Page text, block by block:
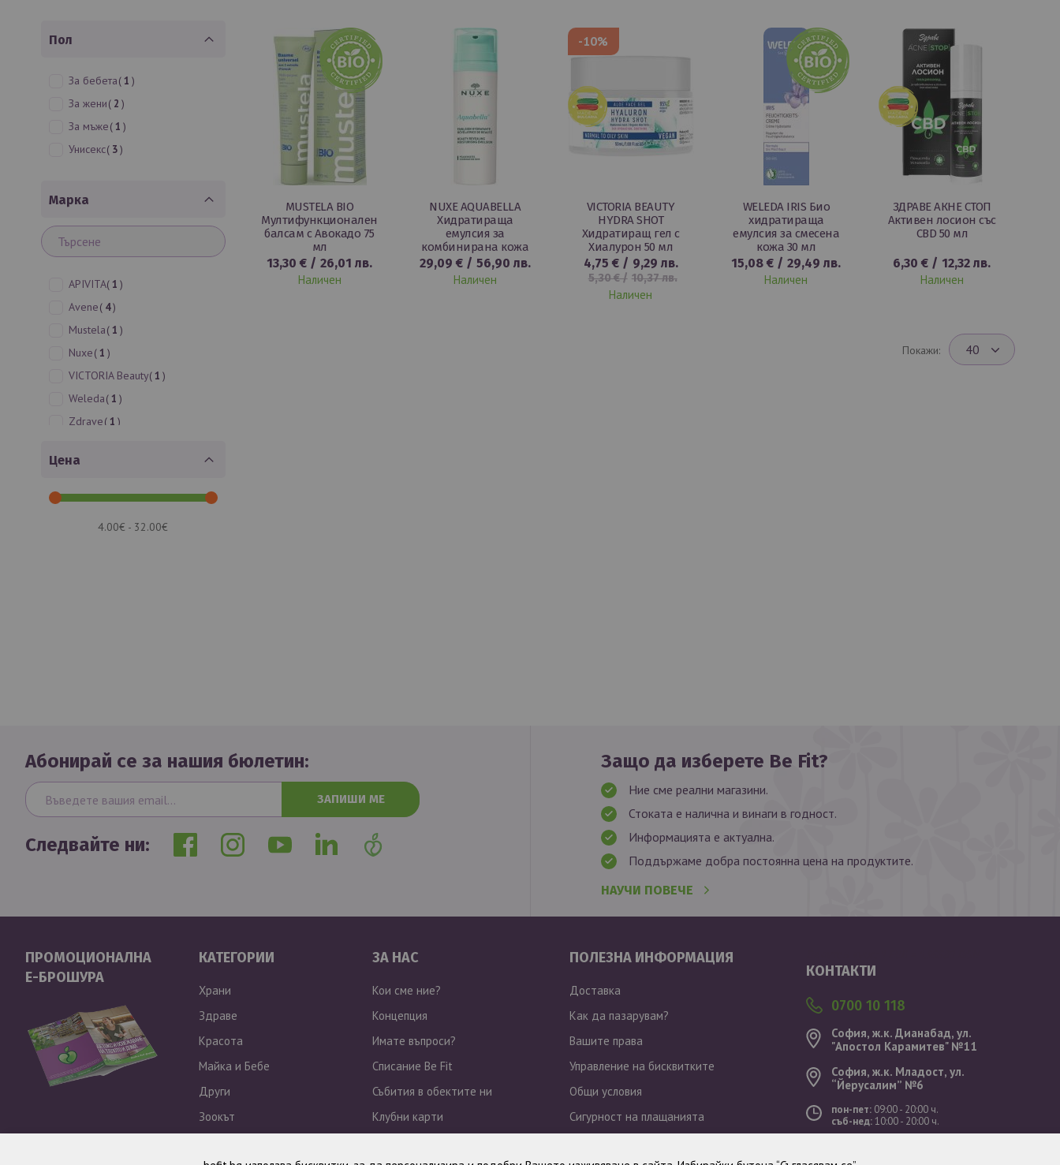
MUSTELA BIO
Мултифункционален
балсам с Авокадо 75
мл
13,30 € / 26,01 лв.
Наличен
NUXE AQUABELLA
Хидратираща
емулсия за
комбинирана кожа
50 мл
29,09 €/ 56,90 лв.
Наличен
-10%
VICTORIA BEAUTY
HYDRA SHOT
Хидратиращ гел с
Хиалурон 50 мл
4,75 €/ 9,29 лв.
5,30 €/ 10,37 лв.
Наличен
WELEDA IRIS Био
хидратираща
емулсия за смесена
кожа 30 мл
15,08 € / 29,49 лв.
Наличен
ЗДРАВЕ АКНЕ СТОП
Активен лосион със
CBD 50 мл
6,30 € / 12,32 лв.
Наличен
Покажи:
Пол
За бебета 1 артикул
За жени 2 артикули
За мъже 1 артикул
Унисекс 3артикули
Mарка
APIVITA 1 артикул
Avene 4артикули
Mustela 1 артикул
Nuxe 1 артикул
VICTORIA Beauty 1 артикул
Weleda 1 артикул
Zdrave 1 артикул
Цена
4.00€ - 32.00€
Абонирай се за нашия бюлетин:
ЗАПИШИ МЕ
Следвайте ни:
Защо да изберете Be Fit?
Ние сме реални магазини.
Стоката е налична и винаги в годност.
Информацията е актуална.
Поддържаме добра постоянна цена на продуктите.
НАУЧИ ПОВЕЧЕ
ПРОМОЦИОНАЛНА
Е-БРОШУРА
КАТЕГОРИИ
Храни
Здраве
Красота
Майка и Бебе
Други
Зоокът
ЗА НАС
Кои сме ние?
Концепция
Имате въпроси?
Списание Be Fit
Събития в обектите ни
Клубни карти
ПОЛЕЗНА ИНФОРМАЦИЯ
Доставка
Как да пазарувам?
Вашите права
Управление на бисквитките
Общи условия
Сигурност на плащанията
КОНТАКТИ
0700 10 118
София, ж.к. Дианабад, ул.
"Aпостол Карамитев" №11
София, ж.к. Младост, ул.
“Йерусалим” №6
пон-пет: 09:00 - 20:00 ч.
съб-нед:10:00 - 20:00 ч.